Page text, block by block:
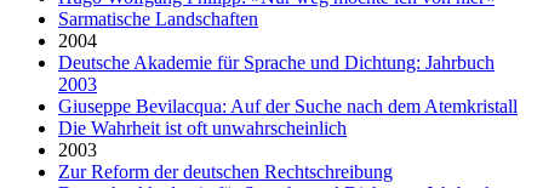
Sarmatische Landschaften
2004
Deutsche Akademie für Sprache und Dichtung: Jahrbuch
2003
Giuseppe Bevilacqua: Auf der Suche nach dem Atemkristall
Die Wahrheit ist oft unwahrscheinlich
2003
Zur Reform der deutschen Rechtschreibung